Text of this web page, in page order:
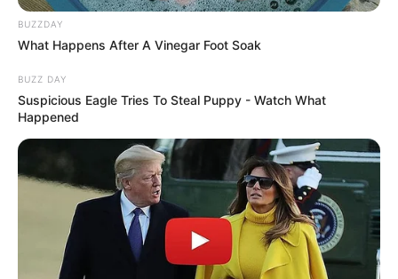
BUZZDAY
What Happens After A Vinegar Foot Soak
BUZZ DAY
Suspicious Eagle Tries To Steal Puppy - Watch What
Happened